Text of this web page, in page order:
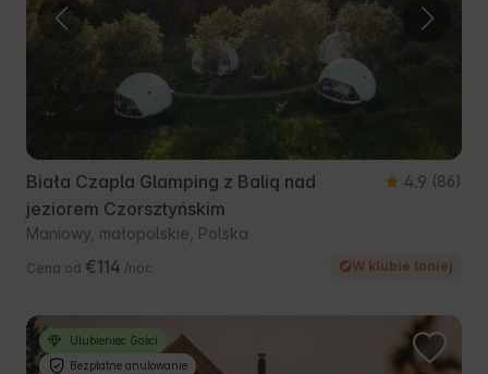
Biała Czapla Glamping z Balią nad
jeziorem Czorsztyńskim
4.9 (86)
Maniowy, małopolskie, Polska
Cena od €114 /noc W klubie taniej
Ulubieniec Gości
Bezpłatne anulowanie